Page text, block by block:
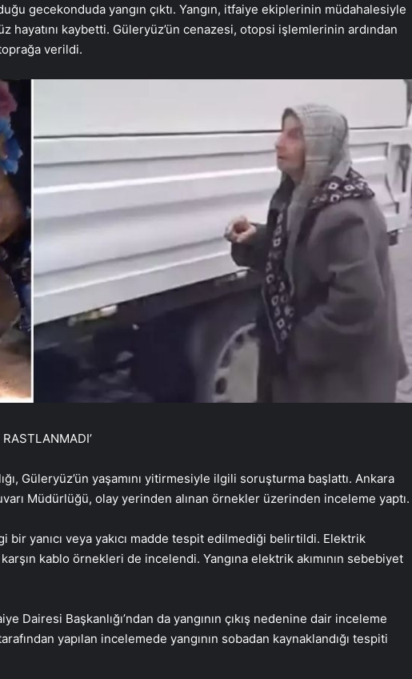
gecekonduda yangın çıktı. Yangın, itfaiye ekiplerinin müdahalesiyle
hayatını kaybetti. Güleryüz’ün cenazesi, otopsi işlemlerinin ardından
verildi.
Güleryüz’ün yaşamını yitirmesiyle ilgili soruşturma başlattı. Ankara
Müdürlüğü, olay yerinden alınan örnekler üzerinden inceleme yaptı.
bir yanıcı veya yakıcı madde tespit edilmediği belirtildi. Elektrik
kablo örnekleri de incelendi. Yangına elektrik akımının sebebiyet
Dairesi Başkanlığı’ndan da yangının çıkış nedenine dair inceleme
yapılan incelemede yangının sobadan kaynaklandığı tespiti